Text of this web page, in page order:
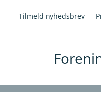
Tilmeld nyhedsbrev